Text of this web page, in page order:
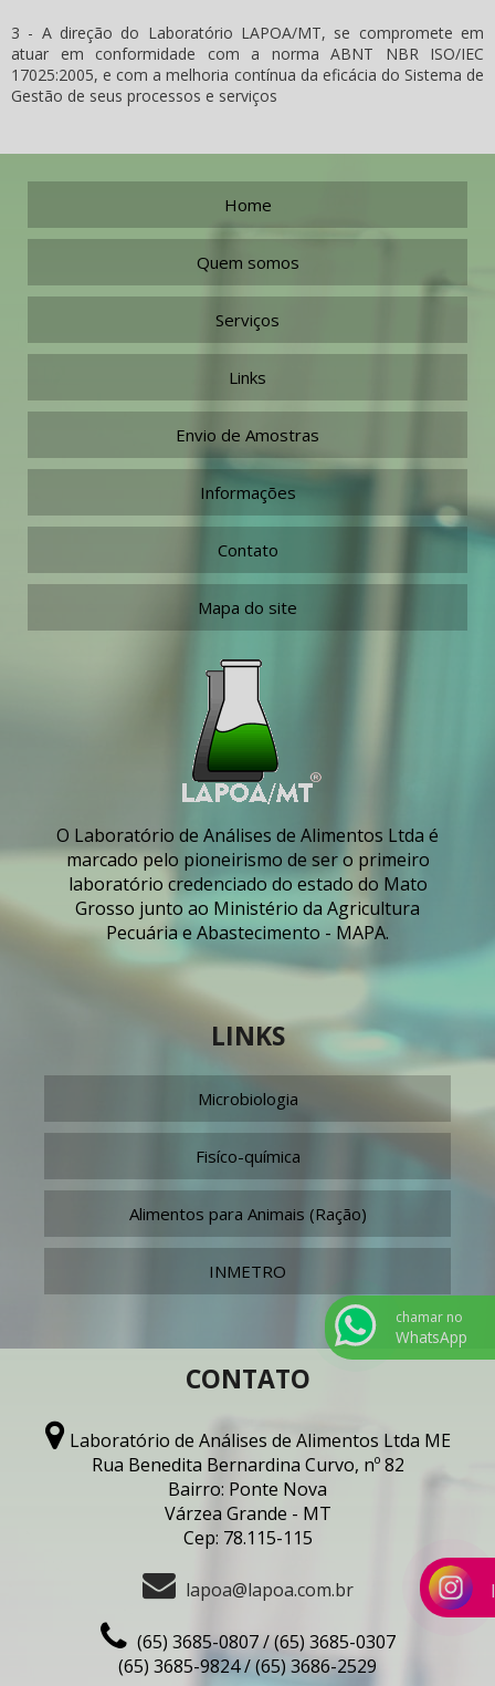
3 - A direção do Laboratório LAPOA/MT, se compromete em
atuar em conformidade com a norma ABNT NBR ISO/IEC
17025:2005, e com a melhoria contínua da eficácia do Sistema de
Gestão de seus processos e serviços
Home
Quem somos
Serviços
Links
Envio de Amostras
Informações
Contato
Mapa do site
O Laboratório de Análises de Alimentos Ltda é
marcado pelo pioneirismo de ser o primeiro
laboratório credenciado do estado do Mato
Grosso junto ao Ministério da Agricultura
Pecuária e Abastecimento - MAPA.
LINKS
Microbiologia
Fisíco-química
Alimentos para Animais (Ração)
INMETRO
CONTATO
Laboratório de Análises de Alimentos Ltda ME
Rua Benedita Bernardina Curvo, nº 82
Bairro: Ponte Nova
Várzea Grande - MT
Cep: 78.115-115
lapoa@lapoa.com.br
(65) 3685-0807 / (65) 3685-0307
(65) 3685-9824 / (65) 3686-2529
chamar no
WhatsApp